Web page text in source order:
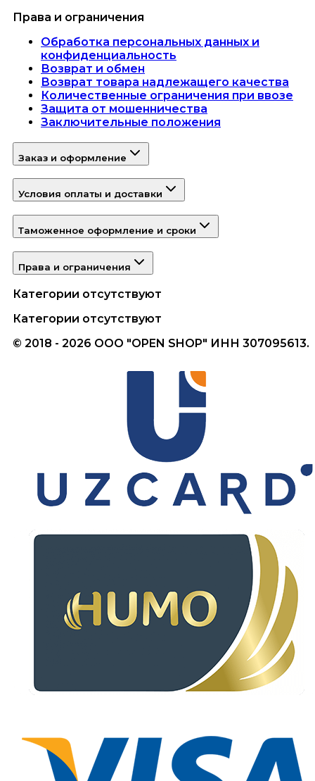
Права и ограничения
Обработка персональных данных и
конфиденциальность
Возврат и обмен
Возврат товара надлежащего качества
Количественные ограничения при ввозе
Защита от мошенничества
Заключительные положения
Заказ и оформление
Условия оплаты и доставки
Таможенное оформление и сроки
Права и ограничения
Категории отсутствуют
Категории отсутствуют
© 2018 - 2026 ООО "OPEN SHOP" ИНН 307095613.